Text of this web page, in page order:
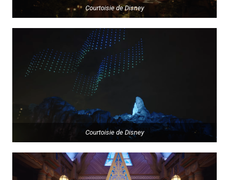
Courtoisie de Disney
Courtoisie de Disney